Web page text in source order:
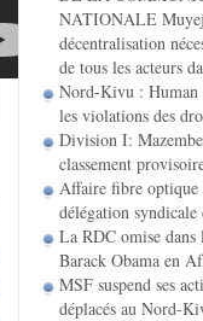
NATIONALE
décentralisation
de tous les acteurs
Nord-Kivu : Human
les violations des
Division I:
classement
Affaire fibre
délégation
La RDC omise dans
Barack Obama en
MSF suspend ses
déplacés au Nord-